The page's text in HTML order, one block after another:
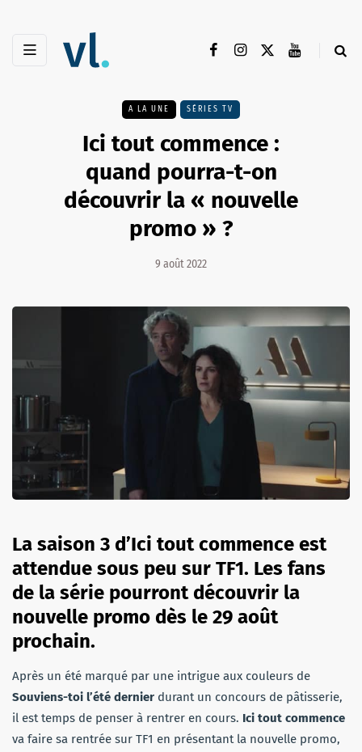
A LA UNE SÉRIES TV
Ici tout commence :
quand pourra-t-on
découvrir la « nouvelle
promo » ?
9 août 2022
La saison 3 d’Ici tout commence est
attendue sous peu sur TF1. Les fans
de la série pourront découvrir la
nouvelle promo dès le 29 août
prochain.
Après un été marqué par une intrigue aux couleurs de
Souviens-toi l’été dernier durant un concours de pâtisserie,
il est temps de penser à rentrer en cours. Ici tout commence
va faire sa rentrée sur TF1 en présentant la nouvelle promo,